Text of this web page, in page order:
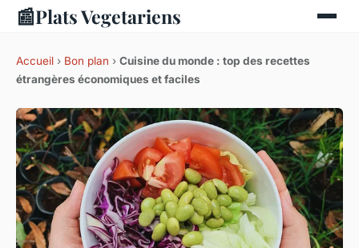
📰Plats Vegetariens
Accueil › Bon plan › Cuisine du monde : top des recettes
étrangères économiques et faciles